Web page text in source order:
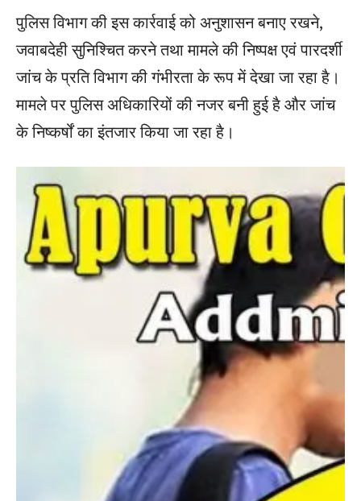
पुलिस विभाग की इस कार्रवाई को अनुशासन बनाए रखने,
जवाबदेही सुनिश्चित करने तथा मामले की निष्पक्ष एवं पारदर्शी
जांच के प्रति विभाग की गंभीरता के रूप में देखा जा रहा है।
मामले पर पुलिस अधिकारियों की नजर बनी हुई है और जांच
के निष्कर्षों का इंतजार किया जा रहा है।